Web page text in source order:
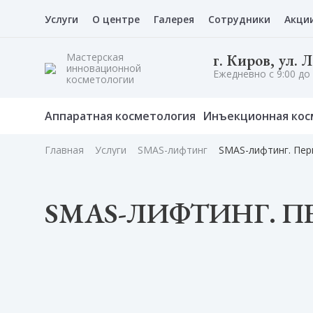
Услуги О центре Галерея Сотрудники
Мастерская
инновационной
косметологии
г. Киров, ул.
Ежедневно с 9:00 до
Аппаратная косметология Инъекционная
Главная Услуги SMAS-лифтинг SMAS-лифтинг.
SMAS-ЛИФТИНГ.